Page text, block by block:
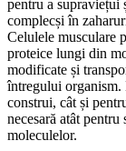
pentru a supraviețui
complecși în
Celulele musculare
proteice lungi din
modificate și
întregului organism.
construi, cât și
necesară atât pentru
moleculelor.